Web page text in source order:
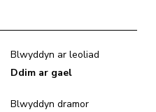
Blwyddyn ar leoliad
Ddim ar gael
Blwyddyn dramor